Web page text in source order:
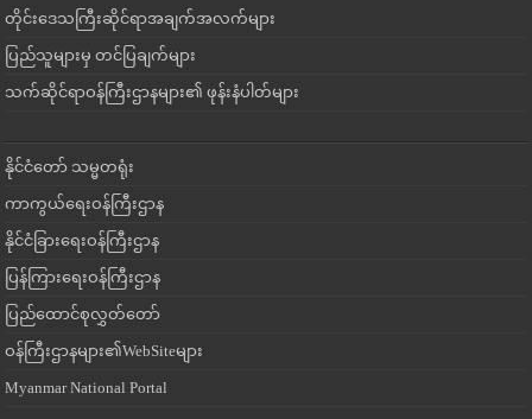
တိုင်းဒေသကြီးဆိုင်ရာအချက်အလက်များ
ပြည်သူများမှ တင်ပြချက်များ
သက်ဆိုင်ရာဝန်ကြီးဌာနများ၏ ဖုန်းနံပါတ်များ
နိုင်ငံတော် သမ္မတရုံး
ကာကွယ်ရေးဝန်ကြီးဌာန
နိုင်ငံခြားရေးဝန်ကြီးဌာန
ပြန်ကြားရေးဝန်ကြီးဌာန
ပြည်ထောင်စုလွှတ်တော်
ဝန်ကြီးဌာနများ၏WebSiteများ
Myanmar National Portal